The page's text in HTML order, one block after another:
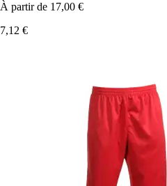
À partir de 17,00 €
7,12 €